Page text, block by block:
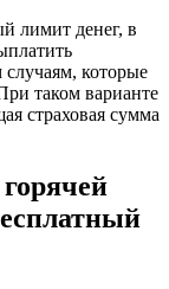
лимит денег, в
которые
таком варианте
страховая сумма